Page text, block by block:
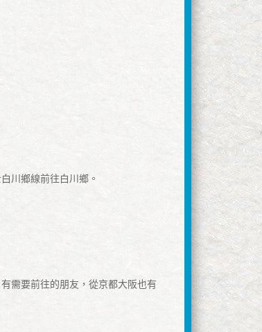
川鄉線前往白川鄉。
需要前往的朋友，從京都大阪也有